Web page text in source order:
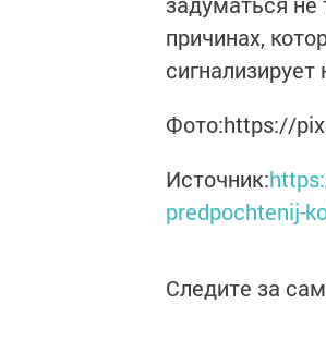
причинах,
Фото:https://
Источник:
predpochtenij-
Следите за